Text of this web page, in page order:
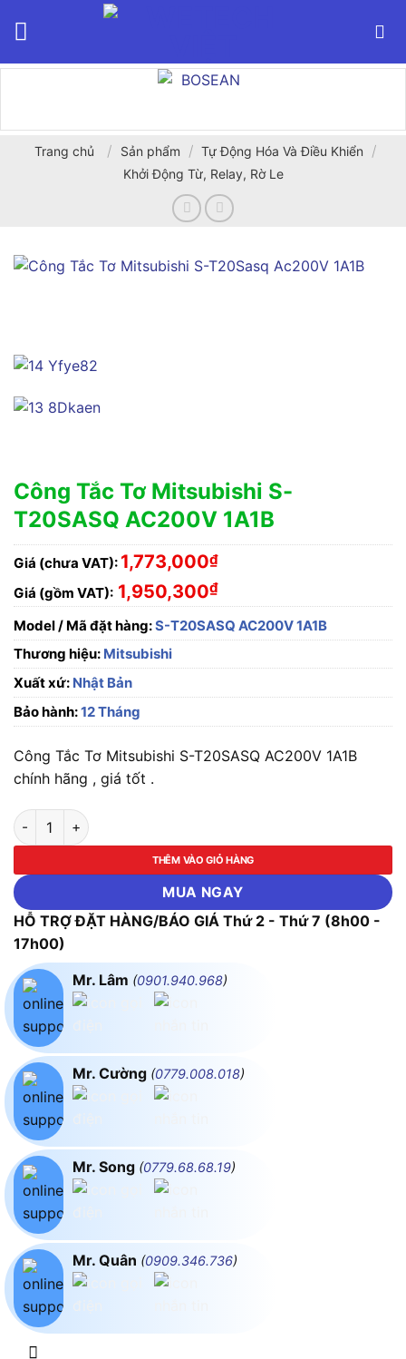
Trang chủ / Sản phẩm / Tự Động Hóa Và Điều Khiển /
Khởi Động Từ, Relay, Rờ Le
Công Tắc Tơ Mitsubishi S-
T20SASQ AC200V 1A1B
Giá (chưa VAT): 1,773,000₫
Giá (gồm VAT): 1,950,300₫
Model / Mã đặt hàng:S-T20SASQ AC200V 1A1B
Thương hiệu: Mitsubishi
Xuất xứ: Nhật Bản
Bảo hành:12 Tháng
Công Tắc Tơ Mitsubishi S-T20SASQ AC200V 1A1B
chính hãng , giá tốt .
Công Tắc Tơ Mitsubishi S-T20SASQ AC200V 1A1B số lượng
THÊM VÀO GIỎ HÀNG
MUA NGAY
HỖ TRỢ ĐẶT HÀNG/BÁO GIÁ Thứ 2 - Thứ 7 (8h00 -
17h00)
Mr. Lâm (0901.940.968)
Mr. Cường (0779.008.018)
Mr. Song (0779.68.68.19)
Mr. Quân (0909.346.736)